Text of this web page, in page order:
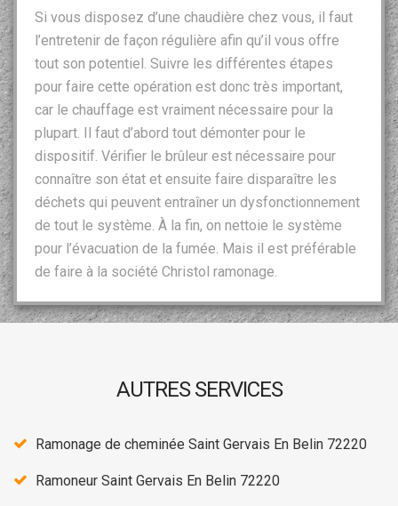
Si vous disposez d’une chaudière chez vous, il faut
l’entretenir de façon régulière afin qu’il vous offre
tout son potentiel. Suivre les différentes étapes
pour faire cette opération est donc très important,
car le chauffage est vraiment nécessaire pour la
plupart. Il faut d’abord tout démonter pour le
dispositif. Vérifier le brûleur est nécessaire pour
connaître son état et ensuite faire disparaître les
déchets qui peuvent entraîner un dysfonctionnement
de tout le système. À la fin, on nettoie le système
pour l’évacuation de la fumée. Mais il est préférable
de faire à la société Christol ramonage.
AUTRES SERVICES
Ramonage de cheminée Saint Gervais En Belin 72220
Ramoneur Saint Gervais En Belin 72220